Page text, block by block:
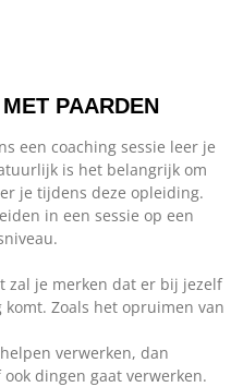
PAARDEN
een coaching sessie leer je
is het belangrijk om
je tijdens deze opleiding.
in een sessie op een
zal je merken dat er bij jezelf
Zoals het opruimen van
verwerken, dan
dingen gaat verwerken.